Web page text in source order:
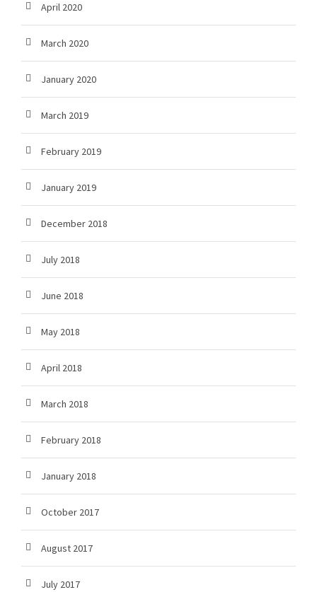
April 2020
March 2020
January 2020
March 2019
February 2019
January 2019
December 2018
July 2018
June 2018
May 2018
April 2018
March 2018
February 2018
January 2018
October 2017
August 2017
July 2017